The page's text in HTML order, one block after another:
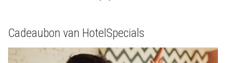
Cadeaubon van HotelSpecials